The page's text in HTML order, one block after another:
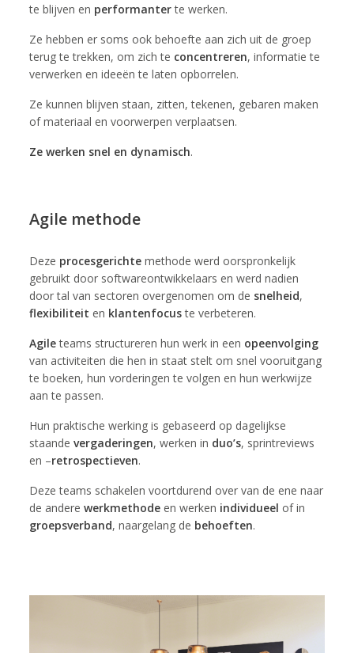
te blijven en performanterte werken.
Ze hebben er soms ook behoefte aan zich uit de groep
terug te trekken, om zich te concentreren, informatie te
verwerken en ideeën te laten opborrelen.
Ze kunnen blijven staan, zitten, tekenen, gebaren maken
of materiaal en voorwerpen verplaatsen.
Ze werken snel en dynamisch.
Agile methode
Deze procesgerichte methode werd oorspronkelijk
gebruikt door softwareontwikkelaars en werd nadien
door tal van sectoren overgenomen om de snelheid,
flexibiliteit en klantenfocuste verbeteren.
Agileteams structureren hun werk in een opeenvolging
van activiteiten die hen in staat stelt om snel vooruitgang
te boeken, hun vorderingen te volgen en hun werkwijze
aan te passen.
Hun praktische werking is gebaseerd op dagelijkse
staandevergaderingen, werken in duo’s, sprintreviews
en –retrospectieven.
Deze teams schakelen voortdurend over van de ene naar
de anderewerkmethode en werken individueel of in
groepsverband, naargelang de behoeften.